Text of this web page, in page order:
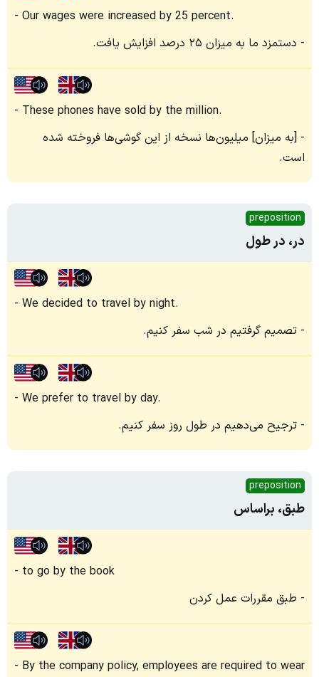
Our wages were increased by 25 percent.
دستمزد ما به میزان ۲۵ درصد افزایش یافت.
These phones have sold by the million.
[به میزان] میلیون‌ها نسخه از این گوشی‌ها فروخته شده
است.
preposition
در، در طول
We decided to travel by night.
تصمیم گرفتیم در شب سفر کنیم.
We prefer to travel by day.
ترجیح می‌دهیم در طول روز سفر کنیم.
preposition
طبق، براساس
to go by the book
طبق مقررات عمل کردن
By the company policy, employees are required to wear